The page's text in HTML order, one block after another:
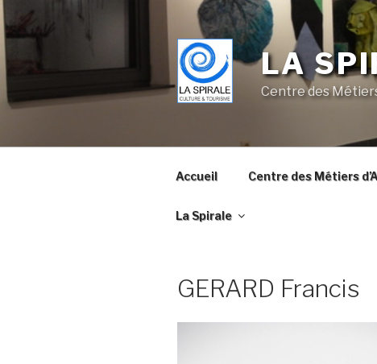
Skip
to
content
LA
Centre des
Accueil Centre des Métiers
La Spirale
GERARD Francis